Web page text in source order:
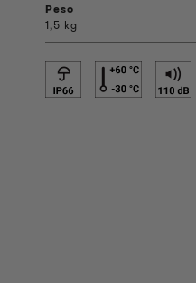
Peso
1,5 kg